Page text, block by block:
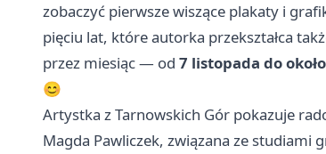
zobaczyć pierwsze wiszące plakaty i
pięciu lat, które autorka przekształca
przez miesiąc — od 7 listopada do
😊
Artystka z Tarnowskich Gór pokazuje
Magda Pawliczek, związana ze studiami